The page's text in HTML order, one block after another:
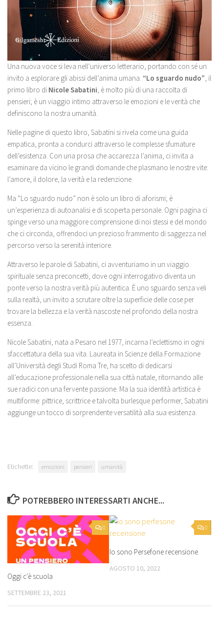
Una nuova voce si leva nell’universo letterario, portando con sé un
invito a esplorare gli abissi dell’anima umana. “Lo sguardo nudo”, il
primo libro di Nicole Sabatini, è molto più di una raccolta di
pensieri; è un viaggio intimo attraverso le emozioni e le verità che
definiscono la nostra umanità.
Nelle pagine di questo libro, Sabatini si rivela come una guida
empatica, pronta a condurci attraverso le complesse sfumature
dell’esistenza. Con una prosa che accarezza l’anima, ci invita a
esaminare da vicino le grandi domande che plasmano le nostre vite:
l’amore, il dolore, la verità e la redenzione.
Ma “Lo sguardo nudo” non è solo un libro di aforismi; è
un’esperienza di autoanalisi e di scoperta personale. Ogni pagina ci
spinge verso una maggiore comprensione di noi stessi e del mondo
che ci circonda, offrendoci un prezioso frammento di saggezza nel
percorso verso la serenità interiore.
Attraverso le parole di Sabatini, ci avventuriamo in un viaggio
spirituale senza preconcetti, dove ogni interrogativo diventa un
ponte verso la nostra verità più autentica. È uno sguardo senza veli
sulla realtà, un invito a scrutare oltre la superficie delle cose per
trovare la bellezza e la verità nascoste nel profondo della nostra
essenza.
Nicole Sabatini, nata a Pesaro nel 1977, incarna l’eclettismo in ogni
sfaccettatura della sua vita. Laureata in Scienze della Formazione
all’Università degli Studi Roma Tre, ha scelto di dedicarsi
all’educazione professionale nella sua città natale, ritornando alle
sue radici con una fervente passione. Ma la sua identità artistica è
multiforme: pittrice, scrittrice e talvolta burlesque performer, Sabatini
aggiunge un tocco di sorprendente versatilità alla sua esistenza.
Etichette: emozioni pensieri umanità
POTREBBERO INTERESSARTI ANCHE...
0
Oggi c’è scuola
SETTEMBRE 23, 2021
0
Io sono Persefone recensione
AGOSTO 10, 2022